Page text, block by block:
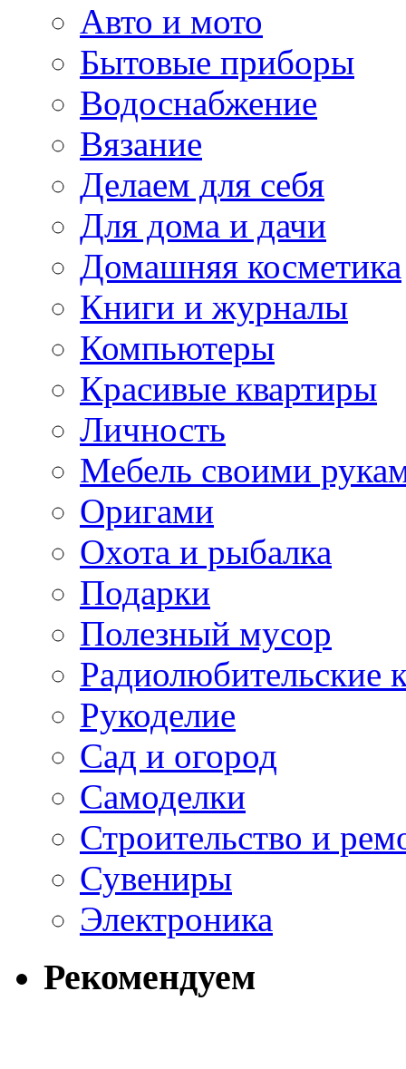
Авто и мото
Бытовые приборы
Водоснабжение
Вязание
Делаем для себя
Для дома и дачи
Домашняя косметика
Книги и журналы
Компьютеры
Красивые квартиры
Личность
Мебель своими
Оригами
Охота и рыбалка
Подарки
Полезный мусор
Радиолюбительские
Рукоделие
Сад и огород
Самоделки
Строительство и
Сувениры
Электроника
Рекомендуем